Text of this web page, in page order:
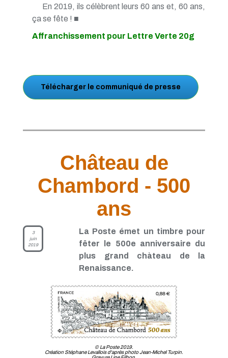
En 2019, ils célèbrent leurs 60 ans et, 60 ans,
ça se fête ! ■
Affranchissement pour Lettre Verte 20g
Télécharger le communiqué de presse
Château de
Chambord - 500
ans
3
juin
2019
La Poste émet un timbre pour
fêter le 500e anniversaire du
plus grand chàteau de la
Renaissance.
© La Poste 2019.
Création Stéphane Levallois d'après photo Jean-Michel Turpin.